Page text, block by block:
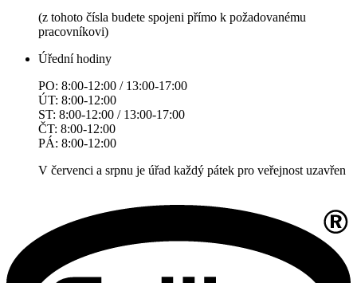
(z tohoto čísla budete spojeni přímo k požadovanému
pracovníkovi)
Úřední hodiny
PO: 8:00-12:00 / 13:00-17:00
ÚT: 8:00-12:00
ST: 8:00-12:00 / 13:00-17:00
ČT: 8:00-12:00
PÁ: 8:00-12:00
V červenci a srpnu je úřad každý pátek pro veřejnost uzavřen